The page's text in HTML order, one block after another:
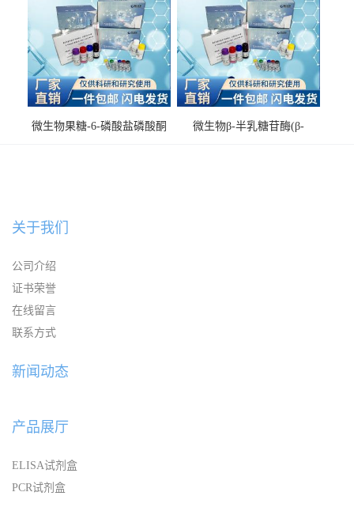
微生物果糖-6-磷酸盐磷酸酮
微生物β-半乳糖苷酶(β-
关于我们
公司介绍
证书荣誉
在线留言
联系方式
新闻动态
产品展厅
ELISA试剂盒
PCR试剂盒